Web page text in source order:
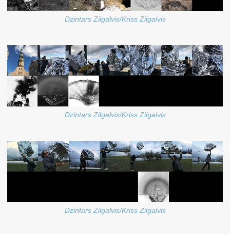
Dzintars Zilgalvis/Kriss Zilgalvis
Dzintars Zilgalvis/Kriss Zilgalvis
Dzintars Zilgalvis/Kriss Zilgalvis